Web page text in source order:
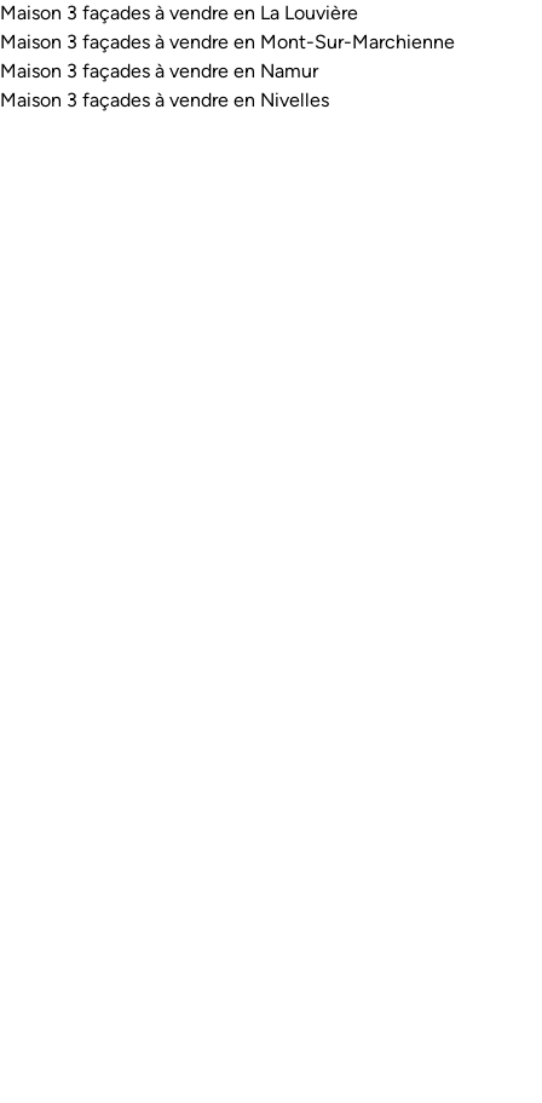
Maison 3 façades à vendre en La Louvière
Maison 3 façades à vendre en Mont-Sur-Marchienne
Maison 3 façades à vendre en Namur
Maison 3 façades à vendre en Nivelles